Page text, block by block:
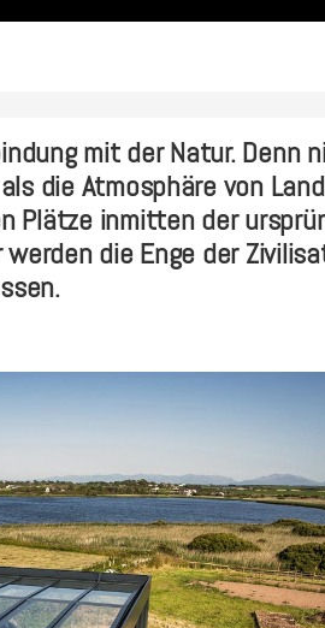
mit der Natur. Denn
die Atmosphäre von
Plätze inmitten der
die Enge der